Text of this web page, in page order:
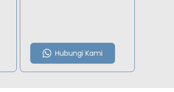
Hubungi Kami